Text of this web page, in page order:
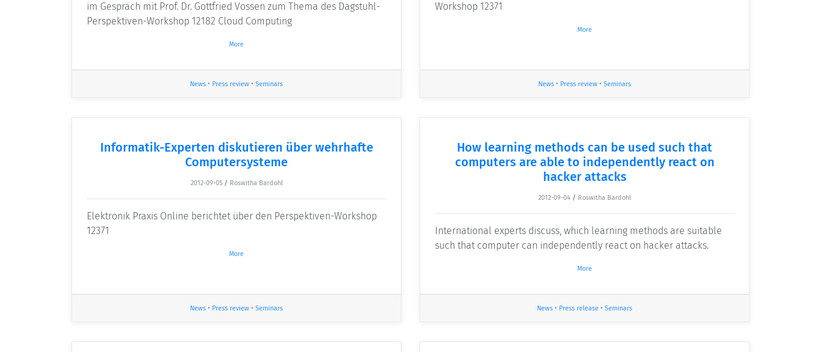
im Gespräch mit Prof. Dr. Gottfried Vossen zum Thema des Dagstuhl-
Perspektiven-Workshop 12182 Cloud Computing
More
News • Press review • Seminars
Workshop 12371
More
News • Press review • Seminars
Informatik-Experten diskutieren über wehrhafte
Computersysteme
2012-09-05 / Roswitha Bardohl
Elektronik Praxis Online berichtet über den Perspektiven-Workshop
12371
More
News • Press review • Seminars
How learning methods can be used such that
computers are able to independently react on
hacker attacks
2012-09-04 / Roswitha Bardohl
International experts discuss, which learning methods are suitable
such that computer can independently react on hacker attacks.
More
News • Press release • Seminars